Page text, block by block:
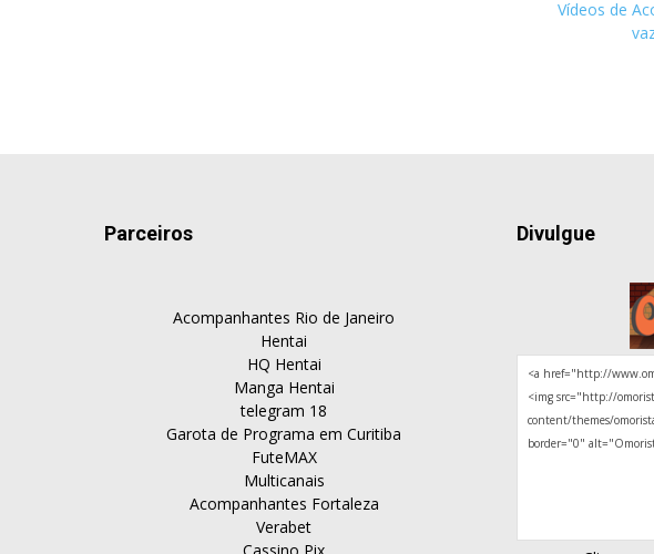
Vídeos de
Parceiros
Acompanhantes Rio de Janeiro
Hentai
HQ Hentai
Manga Hentai
telegram 18
Garota de Programa em Curitiba
FuteMAX
Multicanais
Acompanhantes Fortaleza
Verabet
Divulgue